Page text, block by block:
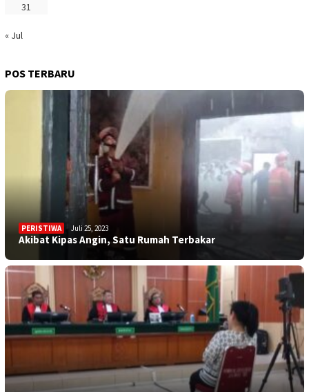
31
« Jul
POS TERBARU
PERISTIWA Juli 25, 2023
Akibat Kipas Angin, Satu Rumah Terbakar